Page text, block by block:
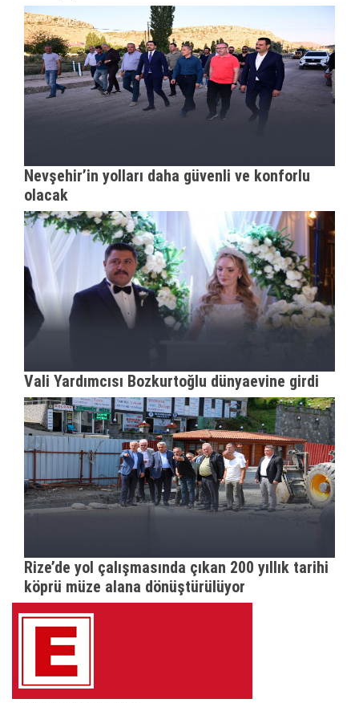
Nevşehir’in yolları daha güvenli ve konforlu
olacak
Vali Yardımcısı Bozkurtoğlu dünyaevine girdi
Rize’de yol çalışmasında çıkan 200 yıllık tarihi
köprü müze alana dönüştürülüyor